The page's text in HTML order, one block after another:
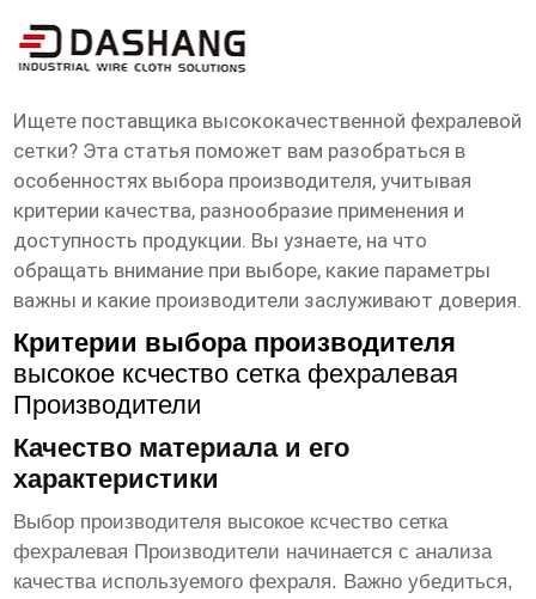
высокое ксчество сетка фехралевая
Производители
Ищете поставщика высококачественной фехралевой
сетки? Эта статья поможет вам разобраться в
особенностях выбора производителя, учитывая
критерии качества, разнообразие применения и
доступность продукции. Вы узнаете, на что
обращать внимание при выборе, какие параметры
важны и какие производители заслуживают доверия.
Критерии выбора производителя
высокое ксчество сетка фехралевая
Производители
Качество материала и его
характеристики
Выбор производителя высокое ксчество сетка
фехралевая Производители начинается с анализа
качества используемого фехраля. Важно убедиться,